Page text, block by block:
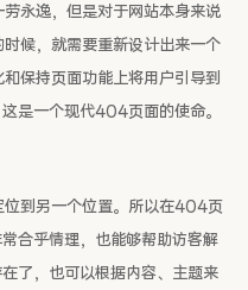
永逸，但是对于网站本身来说
候，就需要重新设计出来一个
保持页面功能上将用户引导到
是一个现代404页面的使命。
位到另一个位置。所以在404页
合乎情理，也能够帮助访客解
了，也可以根据内容、主题来